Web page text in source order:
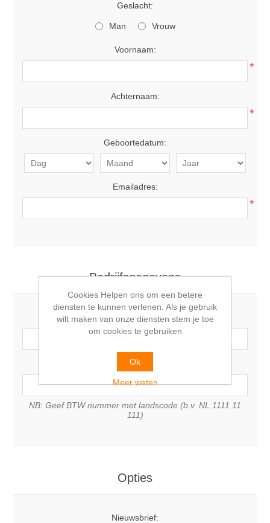
Geslacht:
Man Vrouw
Voornaam:
*
Achternaam:
*
Geboortedatum:
Emailadres:
*
Bedrijfsgegevens
Bedrijfsnaam:
BTW nummer:
NB: Geef BTW nummer met landscode (b.v. NL 1111 11
111)
Opties
Nieuwsbrief:
Cookies Helpen ons om een betere
diensten te kunnen verlenen. Als je gebruik
wilt maken van onze diensten stem je toe
om cookies te gebruiken
Ok
Meer weten